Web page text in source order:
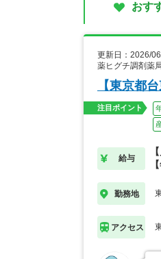
おす
更新日：2026/
薬ヒグチ調剤薬
【東京都
注目ポイント
給与
勤務地
アクセス